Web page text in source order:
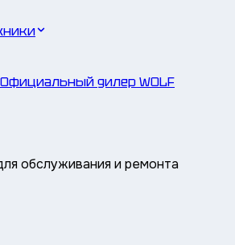
Официальный дилер WOLF
обслуживания и ремонта